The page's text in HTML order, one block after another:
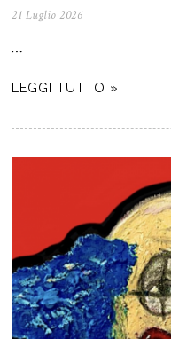
21 Luglio 2026
…
LEGGI TUTTO »